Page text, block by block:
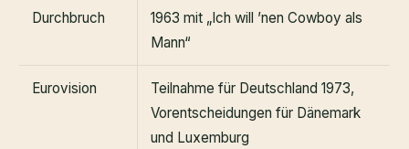
Durchbruch
1963 mit „Ich will ’nen Cowboy als
Mann“
Eurovision
Teilnahme für Deutschland 1973,
Vorentscheidungen für Dänemark
und Luxemburg